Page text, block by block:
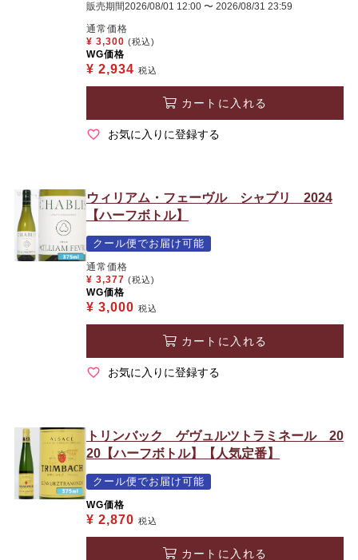
販売期間2026/08/01 12:00 〜 2026/08/31 23:59
通常価格
¥ 3,300 (税込)
WG価格
¥ 2,934 税込
カートに入れる
お気に入りに登録する
ウィリアム・フェーヴル シャブリ 2024
【ハーフボトル】
クール便でお届け可能
通常価格
¥ 3,377 (税込)
WG価格
¥ 3,000 税込
カートに入れる
お気に入りに登録する
トリンバック ゲヴュルツトラミネール 20
20【ハーフボトル】【人気定番】
クール便でお届け可能
WG価格
¥ 2,870 税込
カートに入れる